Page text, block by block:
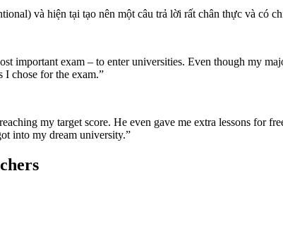
và hiện tại tạo nên một câu trả lời rất chân thực và có
important exam – to enter universities. Even though my
I chose for the exam.”
my target score. He even gave me extra lessons for
into my dream university.”